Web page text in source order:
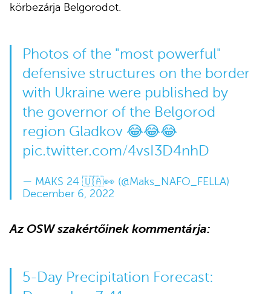
körbezárja Belgorodot.
Photos of the "most powerful"
defensive structures on the border
with Ukraine were published by
the governor of the Belgorod
region Gladkov 😂😂😂
pic.twitter.com/4vsI3D4nhD
— MAKS 24 🇺🇦👀 (@Maks_NAFO_FELLA)
December 6, 2022
Az OSW szakértőinek kommentárja:
5-Day Precipitation Forecast: